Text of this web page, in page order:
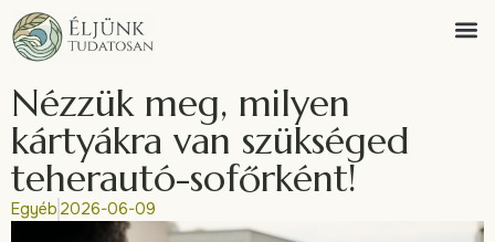
Nézzük meg, milyen
kártyákra van szükséged
teherautó-sofőrként!
Egyéb 2026-06-09